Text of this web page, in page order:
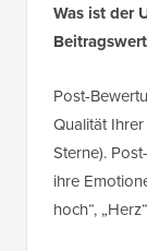
Was ist der
Post-
Qualität
Sterne).
ihre
hoch“,